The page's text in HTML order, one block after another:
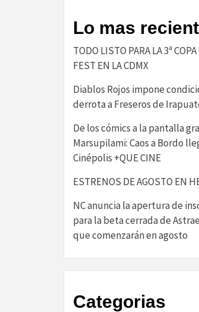
Lo mas
TODO LISTO PARA LA 3ª
FEST EN LA CDMX
Diablos Rojos impone
derrota a Freseros de
De los cómics a la pantalla
Marsupilami: Caos a Bordo
Cinépolis +QUE CINE
ESTRENOS DE AGOSTO EN
NC anuncia la apertura de
para la beta cerrada de
que comenzarán en agosto
Categorias